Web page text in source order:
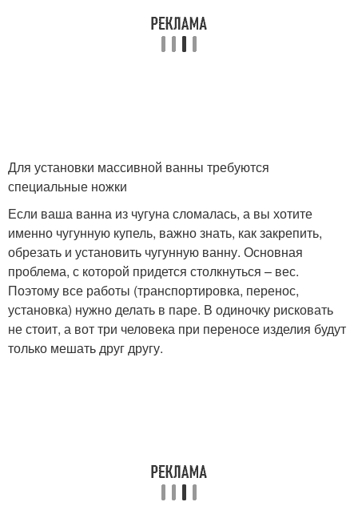
Для установки массивной ванны требуются
специальные ножки
Если ваша ванна из чугуна сломалась, а вы хотите
именно чугунную купель, важно знать, как закрепить,
обрезать и установить чугунную ванну. Основная
проблема, с которой придется столкнуться – вес.
Поэтому все работы (транспортировка, перенос,
установка) нужно делать в паре. В одиночку рисковать
не стоит, а вот три человека при переносе изделия будут
только мешать друг другу.